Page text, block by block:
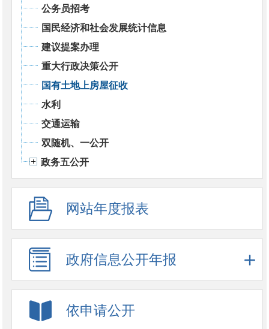
公务员招考
国民经济和社会发展统计信息
建议提案办理
重大行政决策公开
国有土地上房屋征收
水利
交通运输
双随机、一公开
政务五公开
网站年度报表
政府信息公开年报
依申请公开